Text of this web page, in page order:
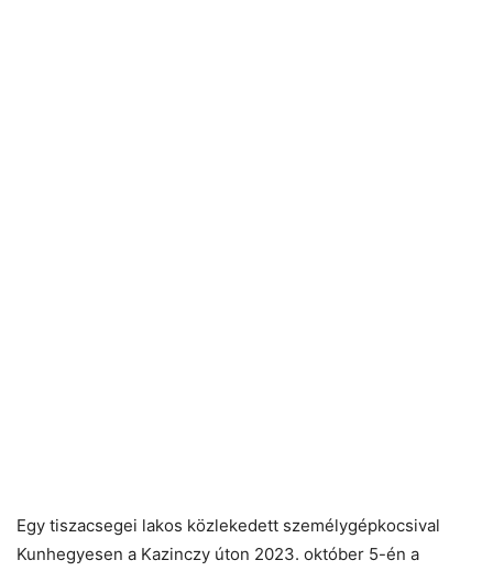
Egy tiszacsegei lakos közlekedett személygépkocsival
Kunhegyesen a Kazinczy úton 2023. október 5-én a